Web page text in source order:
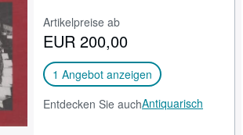
Artikelpreise ab
EUR 200,00
1 Angebot anzeigen
Entdecken Sie auchAntiquarisch